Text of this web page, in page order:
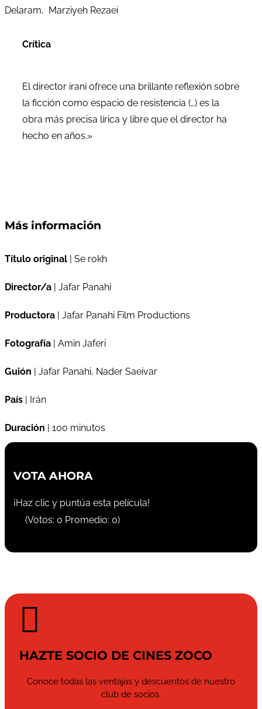
Delaram, Marziyeh Rezaei
Crítica
El director iraní ofrece una brillante reflexión sobre
la ficción como espacio de resistencia (…) es la
obra más precisa lírica y libre que el director ha
hecho en años.»
Más información
Título original | Se rokh
Director/a | Jafar Panahi
Productora | Jafar Panahi Film Productions
Fotografía | Amin Jaferi
Guión | Jafar Panahi, Nader Saeivar
País | Irán
Duración | 100 minutos
VOTA AHORA
¡Haz clic y puntúa esta película!
(Votos: 0 Promedio: 0)

HAZTE SOCIO DE CINES ZOCO
Conoce todas las ventajas y descuentos de nuestro
club de socios.